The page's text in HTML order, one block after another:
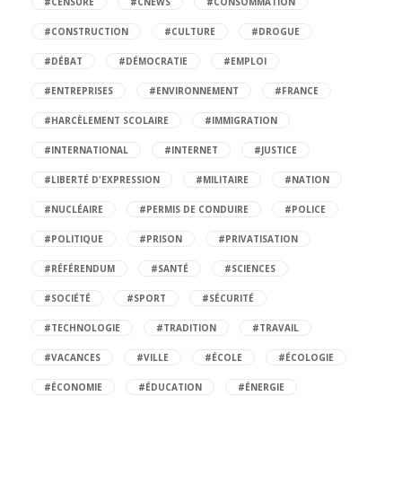
#CONSTRUCTION #CULTURE #DROGUE
#DÉBAT #DÉMOCRATIE #EMPLOI
#ENTREPRISES #ENVIRONNEMENT #FRANCE
#HARCÈLEMENT SCOLAIRE #IMMIGRATION
#INTERNATIONAL #INTERNET #JUSTICE
#LIBERTÉ D'EXPRESSION #MILITAIRE #NATION
#NUCLÉAIRE #PERMIS DE CONDUIRE #POLICE
#POLITIQUE #PRISON #PRIVATISATION
#RÉFÉRENDUM #SANTÉ #SCIENCES
#SOCIÉTÉ #SPORT #SÉCURITÉ
#TECHNOLOGIE #TRADITION #TRAVAIL
#VACANCES #VILLE #ÉCOLE #ÉCOLOGIE
#ÉCONOMIE #ÉDUCATION #ÉNERGIE